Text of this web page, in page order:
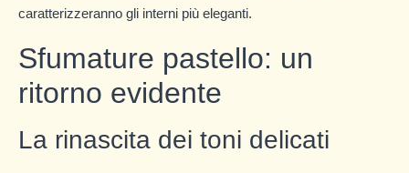
caratterizzeranno gli interni più eleganti.
Sfumature pastello: un
ritorno evidente
La rinascita dei toni delicati